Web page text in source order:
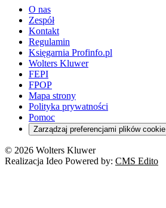
O nas
Zespół
Kontakt
Regulamin
Księgarnia Profinfo.pl
Wolters Kluwer
FEPI
FPOP
Mapa strony
Polityka prywatności
Pomoc
Zarządzaj preferencjami plików cookie
© 2026 Wolters Kluwer
Realizacja Ideo Powered by: CMS Edito